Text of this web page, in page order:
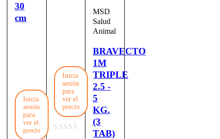
30
cm
Inicia
sesión
para
ver el
precio
Inicia
sesión
para
ver el
precio
MSD
Salud
Animal
BRAVECTO
1M
TRIPLE
2.5 -
5
KG.
(3
TAB)